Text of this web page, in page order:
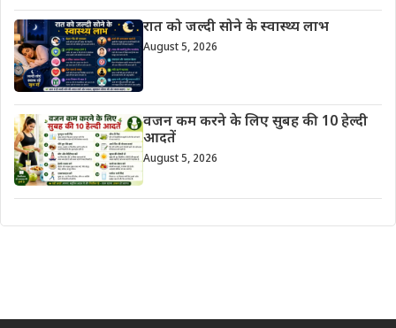
रात को जल्दी सोने के स्वास्थ्य लाभ
August 5, 2026
वजन कम करने के लिए सुबह की 10 हेल्दी
आदतें
August 5, 2026